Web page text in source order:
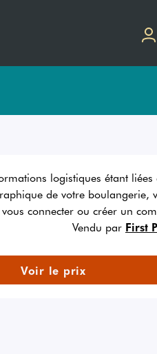
logistiques étant liées
de votre boulangerie,
vous connecter ou créer un
Vendu par First
Voir le prix